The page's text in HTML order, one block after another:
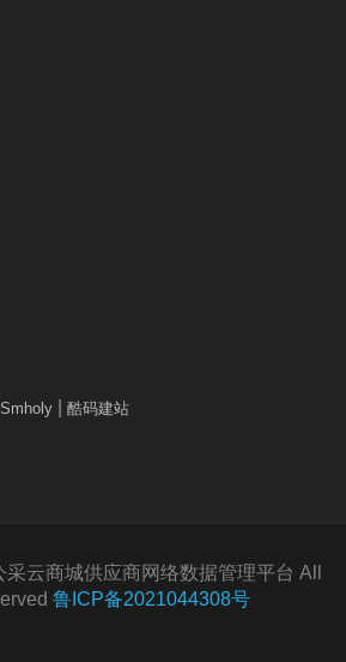
Smholy 酷码建站
云商城供应商网络数据管理平台 All
鲁ICP备2021044308号